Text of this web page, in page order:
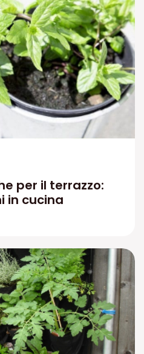
per il terrazzo:
in cucina